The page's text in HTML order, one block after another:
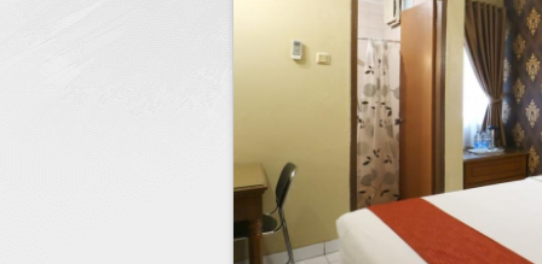
Hotel di Yogyakarta
Hotel di Solo (Surakarta)
Tour di Karimun Jawa
Tour di Banyuwangi
Tour di Yogya
Tour di Komodo